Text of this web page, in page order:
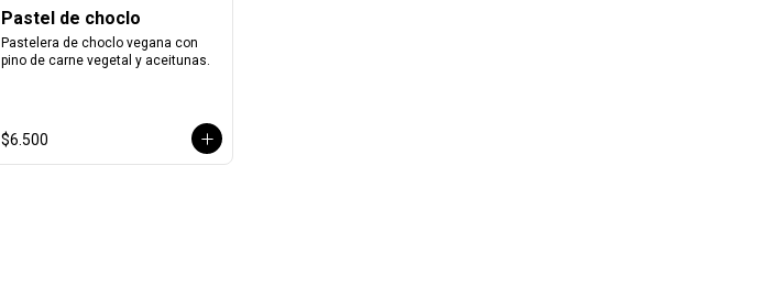
Pastel de choclo
Pastelera de choclo vegana con
pino de carne vegetal y aceitunas.
$6.500